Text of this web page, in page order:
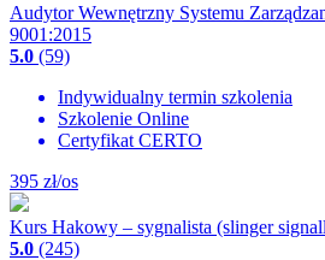
Audytor Wewnętrzny Systemu
9001:2015
5.0 (59)
Indywidualny termin szkolenia
Szkolenie Online
Certyfikat CERTO
395 zł/os
Kurs Hakowy – sygnalista (slinger
5.0 (245)